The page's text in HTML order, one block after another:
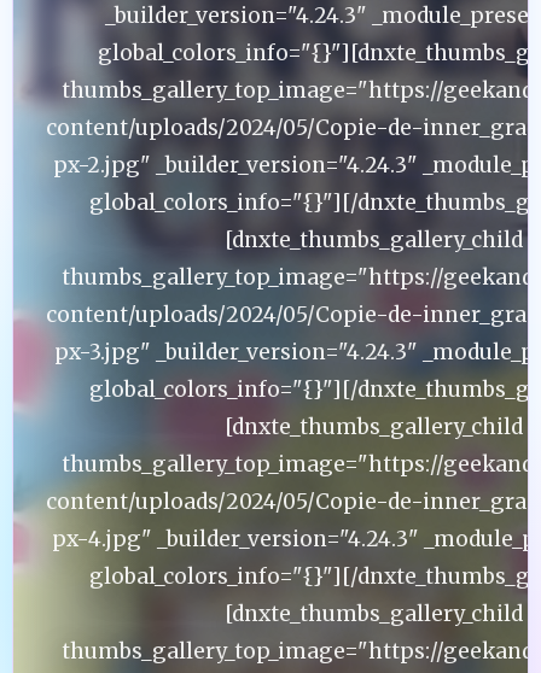
_builder_version="4.24.3"
thumbs_gallery_top_image="https://
content/uploads/2024/05/Copie-de-
px-2.jpg" _builder_version="4.24.3"
global_colors_info="{}"][/
[dnxte_thumbs_gallery_child
thumbs_gallery_top_image="https://
content/uploads/2024/05/Copie-de-
px-3.jpg" _builder_version="4.24.3"
global_colors_info="{}"][/
[dnxte_thumbs_gallery_child
thumbs_gallery_top_image="https://
content/uploads/2024/05/Copie-de-
px-4.jpg" _builder_version="4.24.3"
global_colors_info="{}"][/
[dnxte_thumbs_gallery_child
thumbs_gallery_top_image="https://